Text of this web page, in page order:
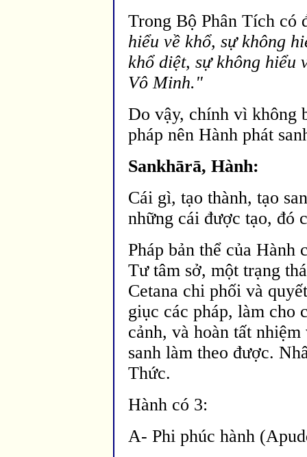
Trong Bộ Phân Tích có
hiểu về khổ, sự không
khổ diệt, sự không hiểu
Vô Minh."
Do vậy, chính vì không
pháp nên Hành phát
Sankhārā, Hành:
Cái gì, tạo thành, tạo
những cái được tạo, đó
Pháp bản thể của Hành
Tư tâm sở, một trạng
Cetana chi phối và
giục các pháp, làm cho
cảnh, và hoàn tất
sanh làm theo được.
Thức.
Hành có 3:
A- Phi phúc hành